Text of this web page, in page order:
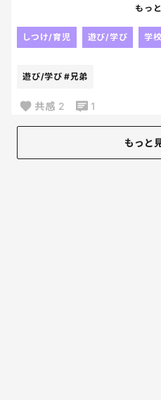
去年は、兄弟揃ってアリ
もっ
しつけ/育児 遊び/学び 学校
遊び/学び #兄弟
共感 2 1
もっと